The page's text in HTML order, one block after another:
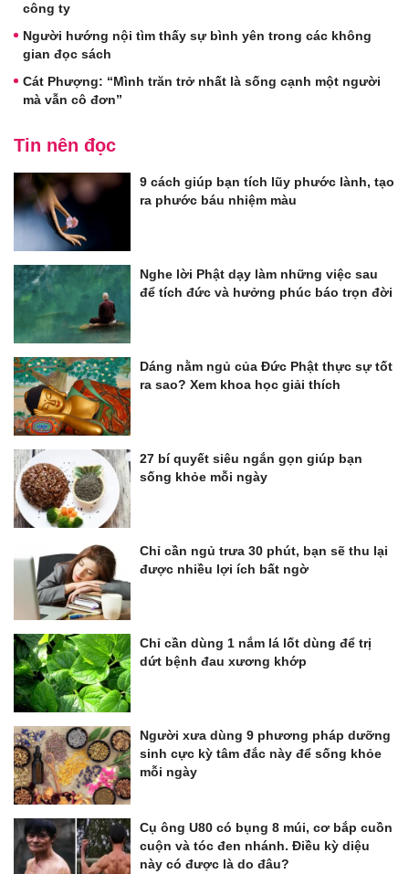
công ty
Người hướng nội tìm thấy sự bình yên trong các không
gian đọc sách
Cát Phượng: “Mình trăn trở nhất là sống cạnh một người
mà vẫn cô đơn”
Tin nên đọc
9 cách giúp bạn tích lũy phước lành, tạo
ra phước báu nhiệm màu
Nghe lời Phật dạy làm những việc sau
để tích đức và hưởng phúc báo trọn đời
Dáng nằm ngủ của Đức Phật thực sự tốt
ra sao? Xem khoa học giải thích
27 bí quyết siêu ngắn gọn giúp bạn
sống khỏe mỗi ngày
Chỉ cần ngủ trưa 30 phút, bạn sẽ thu lại
được nhiều lợi ích bất ngờ
Chỉ cần dùng 1 nắm lá lốt dùng để trị
dứt bệnh đau xương khớp
Người xưa dùng 9 phương pháp dưỡng
sinh cực kỳ tâm đắc này để sống khỏe
mỗi ngày
Cụ ông U80 có bụng 8 múi, cơ bắp cuồn
cuộn và tóc đen nhánh. Điều kỳ diệu
này có được là do đâu?